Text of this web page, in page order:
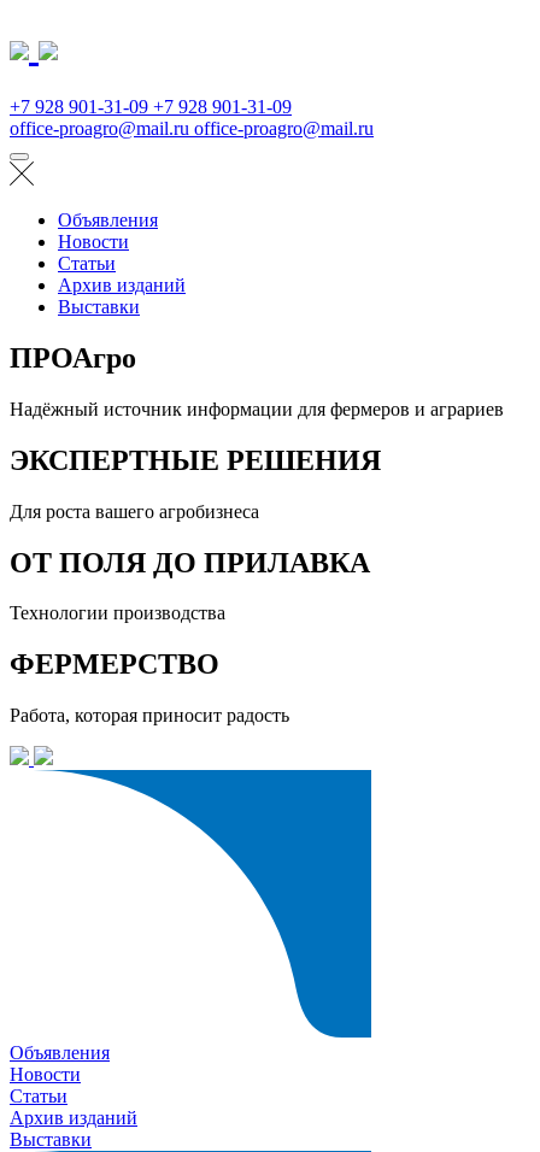
+7 928 901-31-09 +7 928 901-31-09
office-proagro@mail.ru office-proagro@mail.ru
Объявления
Новости
Статьи
Архив изданий
Выставки
ПРОАгро
Надёжный источник информации для фермеров и аграриев
ЭКСПЕРТНЫЕ РЕШЕНИЯ
Для роста вашего агробизнеса
ОТ ПОЛЯ ДО ПРИЛАВКА
Технологии производства
ФЕРМЕРСТВО
Работа, которая приносит радость
Объявления
Новости
Статьи
Архив изданий
Выставки